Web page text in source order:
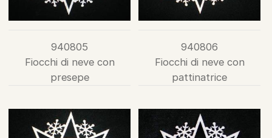
940805
Fiocchi di neve con
presepe
940806
Fiocchi di neve con
pattinatrice